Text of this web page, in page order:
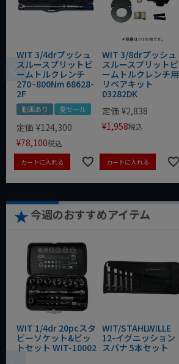
WIT 3/4drプッシュ
スルースプリットビ
ームトルクレンチ
270~800Nm 68628-
2F
動画あり 夏セール
定価 ¥124,300
¥78,100税込
カートに入れる
WIT 3/8drプッシュ
スルースプリットビ
ームトルクレンチ用
リペアキット
03282DK
定価 ¥2,838
¥1,958税込
カートに入れる
今週のおすすめアイテム
WIT 1/4dr 20pcスタ
ビーソケット&ビッ
トセット WIT-10002
WIT/STAHLWILLE
12-イグニッション
スパナ 5本セット